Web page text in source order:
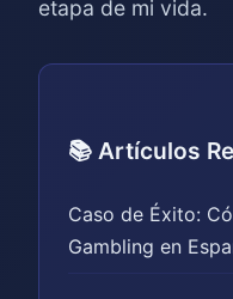
etapa de mi vida.
📚 Artículos
Caso de Éxito:
Gambling en